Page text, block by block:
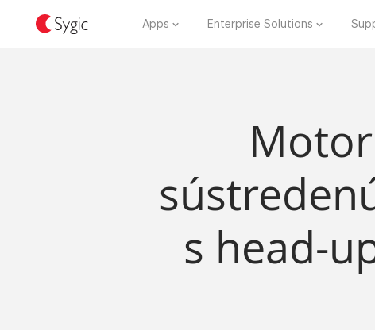
Apps Enterprise Solutions
s head-